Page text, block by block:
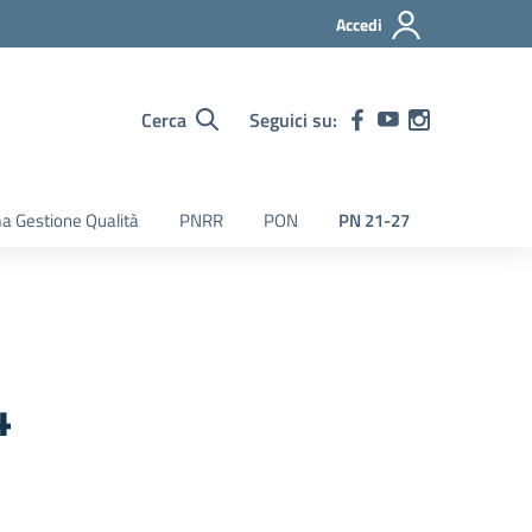
Accedi
Cerca Seguici su:
Gestione Qualità PNRR PON PN 21-27